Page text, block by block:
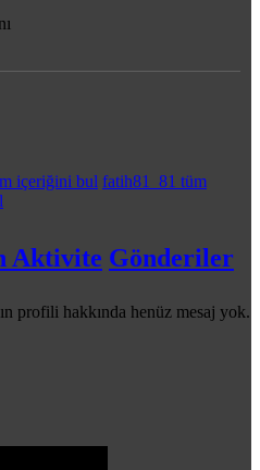
içeriğini bul fatih81_81 tüm
Aktivite Gönderiler
profili hakkında henüz mesaj yok.